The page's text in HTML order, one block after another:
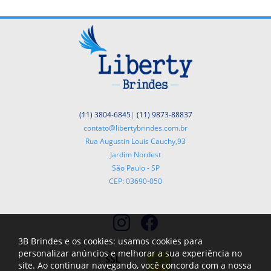
(11) 3804-6845| (11) 9873-88837
contato@libertybrindes.com.br
Rua Augustin Louis Cauchy,93
Jardim Nordest
São Paulo - SP
CEP: 03690-050
3B Brindes e os cookies: usamos cookies para
personalizar anúncios e melhorar a sua experiência no
site. Ao continuar navegando, você concorda com a nossa